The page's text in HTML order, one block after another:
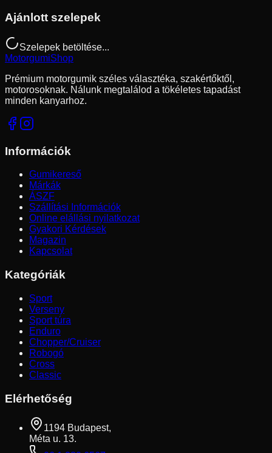
Ajánlott szelepek
Szelepek betöltése...
MotorgumiShop
Prémium motorgumik széles választéka, szakértőktől,
motorosoknak. Nálunk megtalálod a tökéletes tapadást
minden kanyarhoz.
Információk
Gumikereső
Márkák
ÁSZF
Szállítási Információk
Online elállási nyilatkozat
Gyakori Kérdések
Magazin
Kapcsolat
Kategóriák
Sport
Verseny
Sport túra
Enduro
Chopper/Cruiser
Robogó
Cross
Classic
Elérhetőség
1194 Budapest,
Méta u. 13.